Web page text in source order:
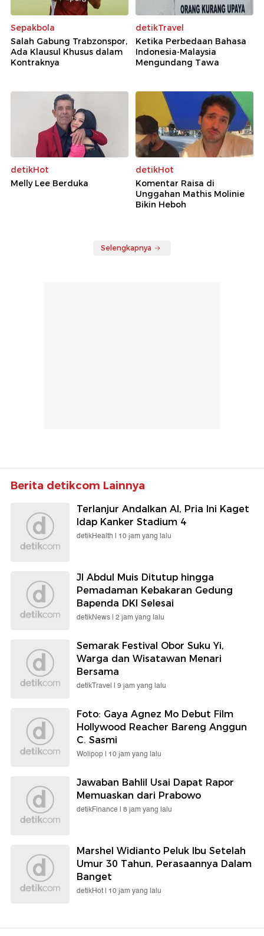
Sepakbola
Salah Gabung Trabzonspor,
Ada Klausul Khusus dalam
Kontraknya
detikTravel
Ketika Perbedaan Bahasa
Indonesia-Malaysia
Mengundang Tawa
detikHot
Melly Lee Berduka
detikHot
Komentar Raisa di
Unggahan Mathis Molinie
Bikin Heboh
Selengkapnya
Berita detikcom Lainnya
Terlanjur Andalkan AI, Pria Ini Kaget
Idap Kanker Stadium 4
detikHealth | 10 jam yang lalu
Jl Abdul Muis Ditutup hingga
Pemadaman Kebakaran Gedung
Bapenda DKI Selesai
detikNews | 2 jam yang lalu
Semarak Festival Obor Suku Yi,
Warga dan Wisatawan Menari
Bersama
detikTravel | 9 jam yang lalu
Foto: Gaya Agnez Mo Debut Film
Hollywood Reacher Bareng Anggun
C. Sasmi
Wolipop | 10 jam yang lalu
Jawaban Bahlil Usai Dapat Rapor
Memuaskan dari Prabowo
detikFinance | 8 jam yang lalu
Marshel Widianto Peluk Ibu Setelah
Umur 30 Tahun, Perasaannya Dalam
Banget
detikHot | 10 jam yang lalu